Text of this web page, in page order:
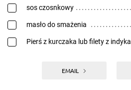
sos czosnkowy
masło do smażenia
Pierś z kurczaka lub filety z indyka
EMAIL